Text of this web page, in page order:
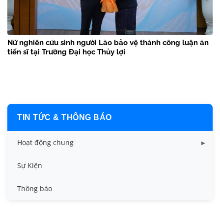
Nữ nghiên cứu sinh người Lào bảo vệ thành công luận án
tiến sĩ tại Trường Đại học Thủy lợi
TIN TỨC & THÔNG BÁO
Hoạt động chung
Tin công tác sinh viên
Tin đào tạo
Sự Kiện
Thông báo